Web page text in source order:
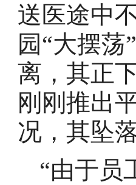
送医途中
园“大摆
离，其正
刚刚推出
况，其坠
“由于员